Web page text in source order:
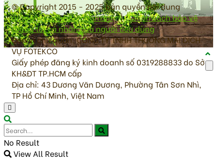
© Copyright 2015 - 2025 bản quyền nội dung
antoanvesinhthucpham.vn|Chính sách bảo vệ
thông tin cá nhân của người tiêu dùng
Đơn vị chủ quản: CÔNG TY TNHH THƯƠNG MẠI DỊCH
VỤ FOTEKCO
Giấy phép đăng ký kinh doanh số 0319288833 do Sở
KH&ĐT TP.HCM cấp
Địa chỉ: 43 Dương Văn Dương, Phường Tân Sơn Nhì,
TP Hồ Chí Minh, Việt Nam
No Result
View All Result